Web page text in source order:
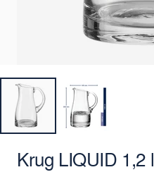
Krug LIQUID 1,2 l